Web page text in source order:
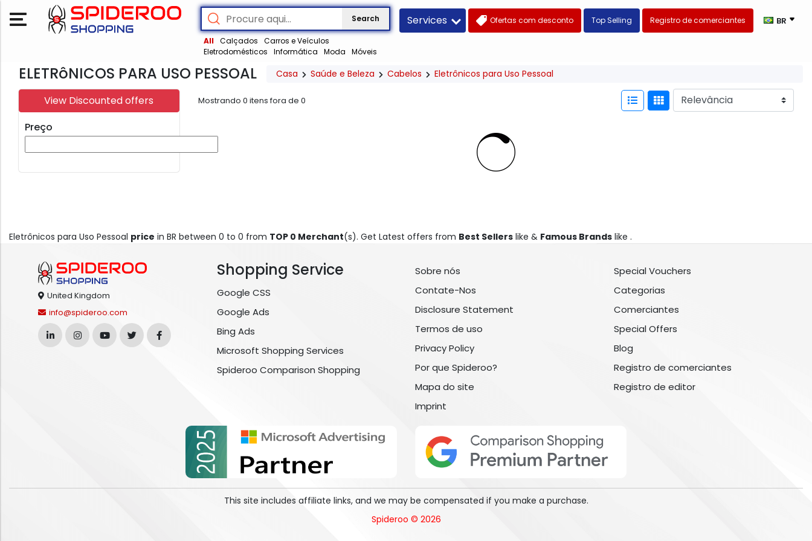
Search
All Calçados
Carros e Veículos
Eletrodomésticos
Informática Moda Móveis
Services Ofertas com desconto Top Selling Registro de comerciantes BR
ELETRôNICOS PARA USO PESSOAL Casa Saúde e Beleza Cabelos Eletrônicos para Uso Pessoal
View Discounted offers
Preço
Mostrando 0 itens fora de 0
Eletrônicos para Uso Pessoal price in BR between 0 to 0 from TOP 0 Merchant(s). Get Latest offers from Best Sellers like & Famous Brands like .
United Kingdom
info@spideroo.com
Shopping Service
Google CSS
Google Ads
Bing Ads
Microsoft Shopping Services
Spideroo Comparison Shopping
Sobre nós
Contate-Nos
Disclosure Statement
Termos de uso
Privacy Policy
Por que Spideroo?
Mapa do site
Imprint
Special Vouchers
Categorias
Comerciantes
Special Offers
Blog
Registro de comerciantes
Registro de editor
This site includes affiliate links, and we may be compensated if you make a purchase.
Spideroo © 2026